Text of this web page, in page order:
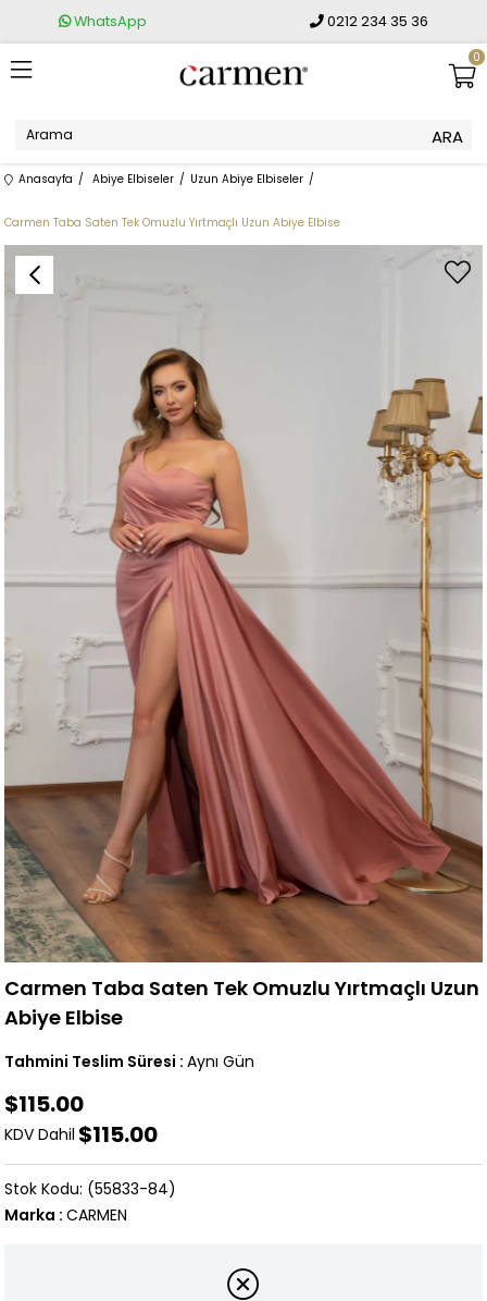
WhatsApp 0212 234 35 36
0
Anasayfa Abiye Elbiseler Uzun Abiye Elbiseler
Carmen Taba Saten Tek Omuzlu Yırtmaçlı Uzun Abiye Elbise
Carmen Taba Saten Tek Omuzlu Yırtmaçlı Uzun
Abiye Elbise
Tahmini Teslim Süresi : Aynı Gün
$115.00
KDV Dahil $115.00
(55833-84)
Marka : CARMEN